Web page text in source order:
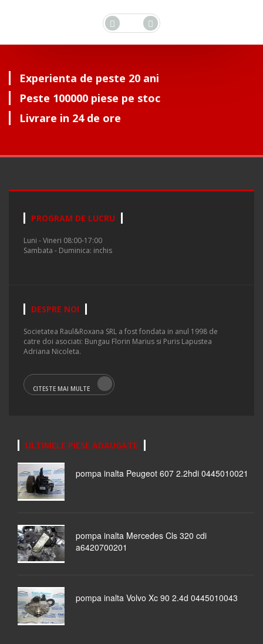
Experienta de peste 20 ani
Peste 100000 piese pe stoc
Livrare in 24 de ore
PROGRAM DE LUCRU
Luni - Vineri 08:00-17:00
Sambata - Duminica: inchis
DESPRE NOI
Societatea Raul&Roxana SRL a fost fondata in anul 1998 de
catre doi asociati: Bungau Florin Marius si Puris Lapustea
Adriana Nicoleta.
CITESTE MAI MULTE
ULTIMELE PIESE ADAUGATE
pompa inalta Peugeot 607 2.2hdi 0445010021
pompa inalta Mercedes Cls 320 cdi
a6420700201
pompa inalta Volvo Xc 90 2.4d 0445010043